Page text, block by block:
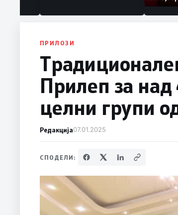
ПРИЛОЗИ
Прилеп за
целни групи
Редакција07.01.2025
СПОДЕЛИ: